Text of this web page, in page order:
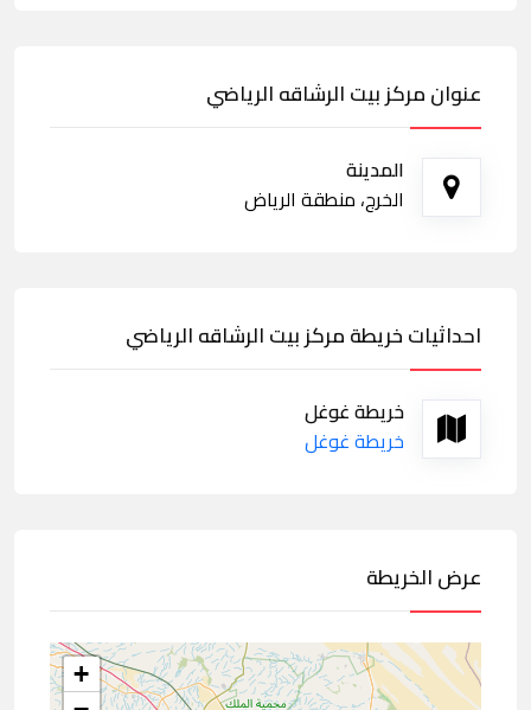
عنوان مركز بيت الرشاقه الرياضي
المدينة
الخرج، منطقة الرياض
احداثيات خريطة مركز بيت الرشاقه الرياضي
خريطة غوغل
خريطة غوغل
عرض الخريطة
+